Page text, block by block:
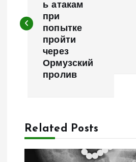
в
и
и
ь атакам
при
попытке
пройти
через
Ормузский
пролив
Related Posts